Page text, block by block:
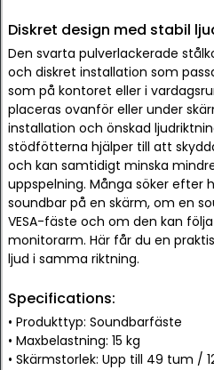
Diskret design med stabil
Den svarta pulverlackerade
och diskret installation som
som på kontoret eller i
placeras ovanför eller under
installation och önskad
stödfötterna hjälper till att
och kan samtidigt minska
uppspelning. Många söker efter
soundbar på en skärm, om en
VESA-fäste och om den kan
monitorarm. Här får du en
ljud i samma riktning.
Specifications:
• Produkttyp: Soundbarfäste
• Maxbelastning: 15 kg
• Skärmstorlek: Upp till 49 tum /